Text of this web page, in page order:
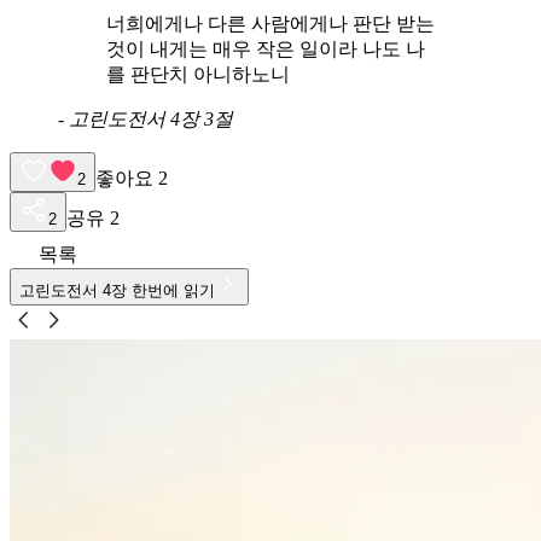
너희에게나 다른 사람에게나 판단 받는
것이 내게는 매우 작은 일이라 나도 나
를 판단치 아니하노니
- 고린도전서 4장 3절
2 좋아요 2
2 공유 2
목록
고린도전서 4장 한번에 읽기